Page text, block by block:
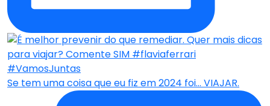
Se tem uma coisa que eu fiz em 2024 foi… VIAJAR.